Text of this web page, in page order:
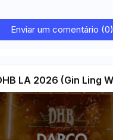
Enviar um comentário (0)
LA 2026 (Gin Ling